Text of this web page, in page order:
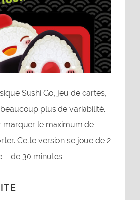
Sushi Go, jeu de cartes,
plus de variabilité.
marquer le maximum de
Cette version se joue de 2
– de 30 minutes.